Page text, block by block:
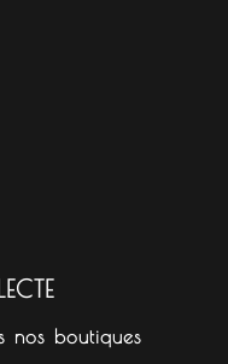
nos boutiques